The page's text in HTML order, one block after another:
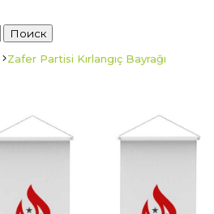
Zafer Partisi Kırlangıç Bayrağı